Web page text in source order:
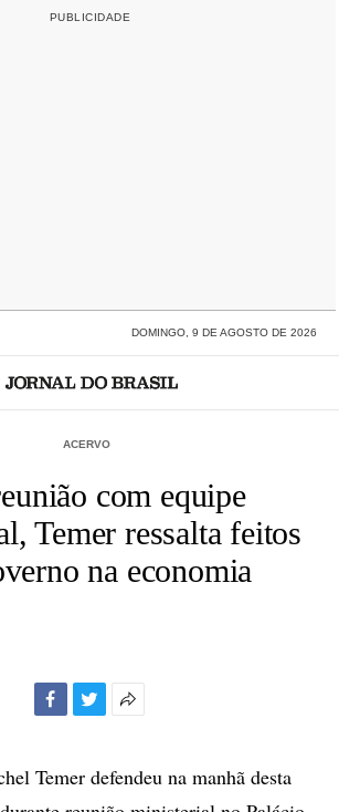
DOMINGO, 9 DE AGOSTO DE 2026
ACERVO
com equipe
Temer ressalta feitos
na economia
compartilhamento
Temer defendeu na manhã desta